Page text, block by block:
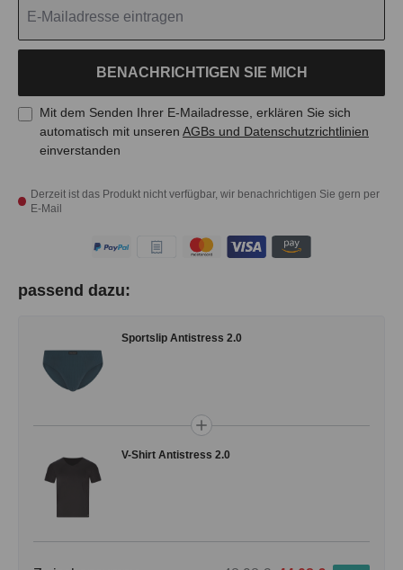
Derzeit ist das Produkt nicht verfügbar, wir benachrichtigen Sie gern per
E-Mail
BENACHRICHTIGEN SIE MICH
Mit dem Senden Ihrer E-Mailadresse, erklären Sie sich
automatisch mit unseren AGBs und Datenschutzrichtlinien
einverstanden
passend dazu:
Sportslip Antistress 2.0
V-Shirt Antistress 2.0